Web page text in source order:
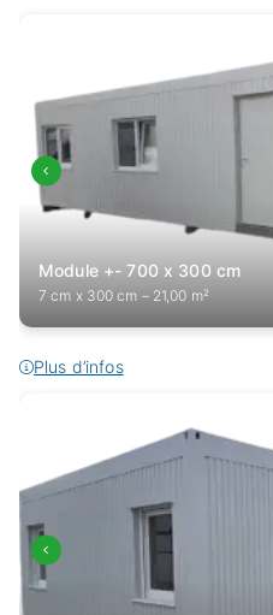
Module +- 700 x 300 cm
7 cm x 300 cm – 21,00 m²
Plus d’infos